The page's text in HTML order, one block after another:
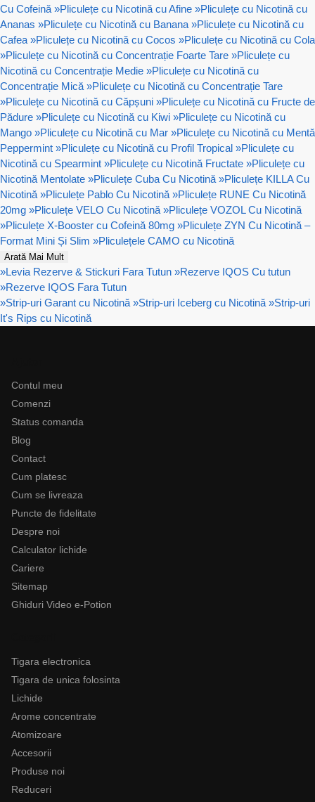
Cu Cofeină »Pliculețe cu Nicotină cu Afine »Pliculețe cu Nicotină cu
Ananas »Pliculețe cu Nicotină cu Banana »Pliculețe cu Nicotină cu
Cafea »Pliculețe cu Nicotină cu Cocos »Pliculețe cu Nicotină cu Cola
»Pliculețe cu Nicotină cu Concentrație Foarte Tare »Pliculețe cu
Nicotină cu Concentrație Medie »Pliculețe cu Nicotină cu
Concentrație Mică »Pliculețe cu Nicotină cu Concentrație Tare
»Pliculețe cu Nicotină cu Căpșuni »Pliculețe cu Nicotină cu Fructe de
Pădure »Pliculețe cu Nicotină cu Kiwi »Pliculețe cu Nicotină cu
Mango »Pliculețe cu Nicotină cu Mar »Pliculețe cu Nicotină cu Mentă
Peppermint »Pliculețe cu Nicotină cu Profil Tropical »Pliculețe cu
Nicotină cu Spearmint »Pliculețe cu Nicotină Fructate »Pliculețe cu
Nicotină Mentolate »Pliculețe Cuba Cu Nicotină »Pliculețe KILLA Cu
Nicotină »Pliculețe Pablo Cu Nicotină »Pliculețe RUNE Cu Nicotină
20mg »Pliculețe VELO Cu Nicotină »Pliculețe VOZOL Cu Nicotină
»Pliculețe X-Booster cu Cofeină 80mg »Pliculețe ZYN Cu Nicotină –
Format Mini Și Slim »Pliculețele CAMO cu Nicotină
Arată Mai Mult
»Levia Rezerve & Stickuri Fara Tutun »Rezerve IQOS Cu tutun
»Rezerve IQOS Fara Tutun
»Strip-uri Garant cu Nicotină »Strip-uri Iceberg cu Nicotină »Strip-uri
It's Rips cu Nicotină
Contul meu
Comenzi
Status comanda
Blog
Contact
Cum platesc
Cum se livreaza
Puncte de fidelitate
Despre noi
Calculator lichide
Cariere
Sitemap
Ghiduri Video e-Potion
Tigara electronica
Tigara de unica folosinta
Lichide
Arome concentrate
Atomizoare
Accesorii
Produse noi
Reduceri